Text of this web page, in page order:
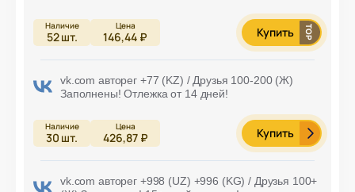
52шт. 146,44 ₽ Купить
vk.com авторег +77 (KZ) / Друзья 100-200 (Ж)
Заполнены! Отлежка от 14 дней!
30 шт. 426,87 ₽ Купить
vk.com авторег +998 (UZ) +996 (KG) / Друзья 100+